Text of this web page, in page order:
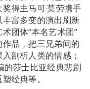
得主马可‧莫劳携手
富多变的演出刷新
团体“本名艺术团”
品，把三兄弟间的
剖析人类的情感；
的莎士比亚经典悲剧
经典等。